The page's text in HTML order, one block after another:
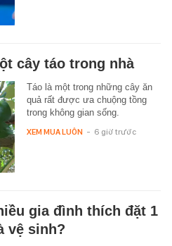
cây táo trong nhà
Táo là một trong những cây ăn
quả rất được ưa chuộng tồng
trong không gian sống.
XEM MUA LUÔN - 6 giờ trước
gia đình thích đặt 1
vệ sinh?